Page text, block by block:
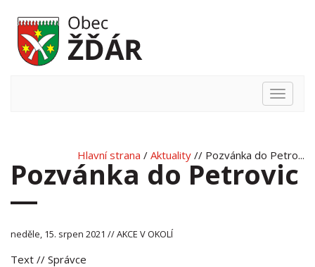
Hlavní
Hlavní strana / Aktuality // Pozvánka do Petro...
Pozvánka do Petrovic
neděle, 15. srpen 2021 // AKCE V OKOLÍ
Text // Správce